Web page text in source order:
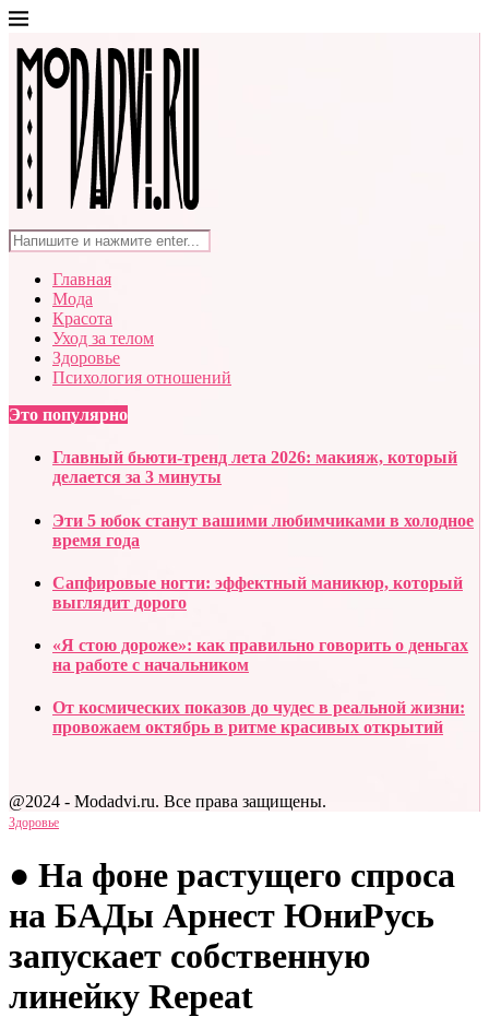
Главная
Мода
Красота
Уход за телом
Здоровье
Психология отношений
Это популярно
Главный бьюти-тренд лета 2026: макияж, который
делается за 3 минуты
Эти 5 юбок станут вашими любимчиками в холодное
время года
Сапфировые ногти: эффектный маникюр, который
выглядит дорого
«Я стою дороже»: как правильно говорить о деньгах
на работе с начальником
От космических показов до чудес в реальной жизни:
провожаем октябрь в ритме красивых открытий
@2024 - Modadvi.ru. Все права защищены.
Здоровье
● На фоне растущего спроса
на БАДы Арнест ЮниРусь
запускает собственную
линейку Repeat